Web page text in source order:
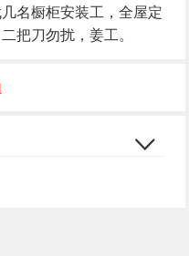
名橱柜安装工，全屋定
把刀勿扰，姜工。